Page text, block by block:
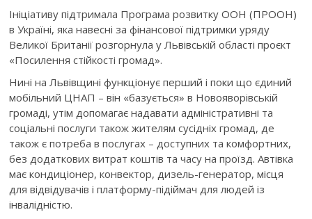
Ініціативу підтримала Програма розвитку ООН (ПРООН)
в Україні, яка навесні за фінансової підтримки уряду
Великої Британії розгорнула у Львівській області проєкт
«Посилення стійкості громад».
Нині на Львівщині функціонує перший і поки що єдиний
мобільний ЦНАП – він «базується» в Новояворівській
громаді, утім допомагає надавати адміністративні та
соціальні послуги також жителям сусідніх громад, де
також є потреба в послугах – доступних та комфортних,
без додаткових витрат коштів та часу на проїзд. Автівка
має кондиціонер, конвектор, дизель-генератор, місця
для відвідувачів і платформу-підіймач для людей із
інвалідністю.